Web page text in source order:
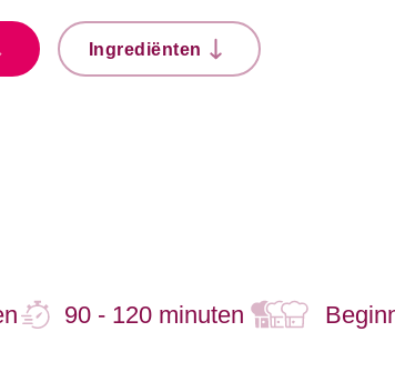
Ingrediënten
90 - 120 minuten